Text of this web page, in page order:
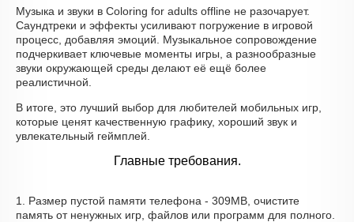
Музыка и звуки в Coloring for adults offline не разочарует.
Саундтреки и эффекты усиливают погружение в игровой
процесс, добавляя эмоций. Музыкальное сопровождение
подчеркивает ключевые моменты игры, а разнообразные
звуки окружающей среды делают её ещё более
реалистичной.
В итоге, это лучший выбор для любителей мобильных игр,
которые ценят качественную графику, хороший звук и
увлекательный геймплей.
Главные требования.
1. Размер пустой памяти телефона - 309MB, очистите
память от ненужных игр, файлов или программ для полного.